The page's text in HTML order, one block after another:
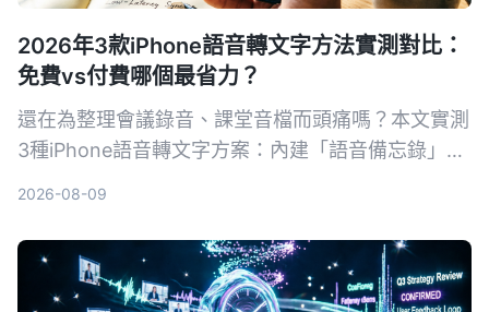
2026年3款iPhone語音轉文字方法實測對比：
免費vs付費哪個最省力？
還在為整理會議錄音、課堂音檔而頭痛嗎？本文實測
3種iPhone語音轉文字方案：內建「語音備忘錄」、
己的錄音轉文字方法。
2026-08-09